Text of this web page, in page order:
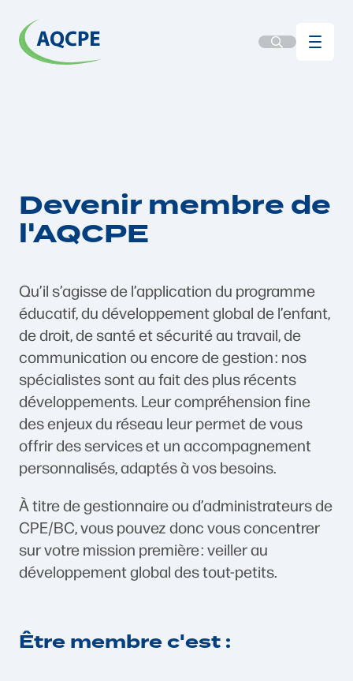
Devenir membre de
l'AQCPE
Qu’il s’agisse de l’application du programme
éducatif, du développement global de l’enfant,
de droit, de santé et sécurité au travail, de
communication ou encore de gestion : nos
spécialistes sont au fait des plus récents
développements. Leur compréhension fine
des enjeux du réseau leur permet de vous
offrir des services et un accompagnement
personnalisés, adaptés à vos besoins.
À titre de gestionnaire ou d’administrateurs de
CPE/BC, vous pouvez donc vous concentrer
sur votre mission première : veiller au
développement global des tout-petits.
Être membre c'est :